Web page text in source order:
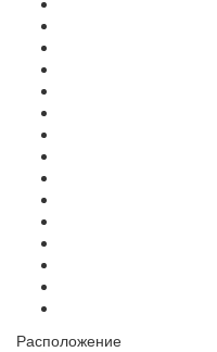
Расположение